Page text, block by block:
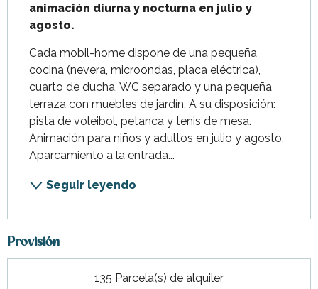
animación diurna y nocturna en julio y
agosto.
Cada mobil-home dispone de una pequeña
cocina (nevera, microondas, placa eléctrica),
cuarto de ducha, WC separado y una pequeña
terraza con muebles de jardín. A su disposición:
pista de voleibol, petanca y tenis de mesa.
Animación para niños y adultos en julio y agosto.
Aparcamiento a la entrada...
Seguir leyendo
Provisión
135 Parcela(s) de alquiler